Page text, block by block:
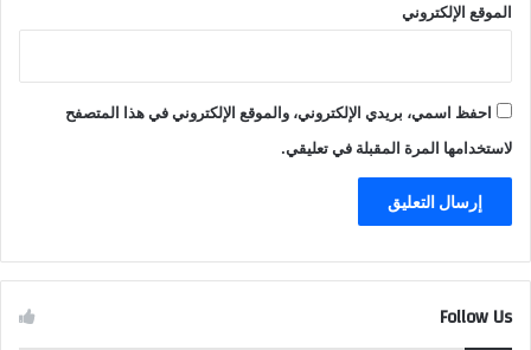
الموقع الإلكتروني
احفظ اسمي، بريدي الإلكتروني، والموقع الإلكتروني في هذا المتصفح
لاستخدامها المرة المقبلة في تعليقي.
Follow Us